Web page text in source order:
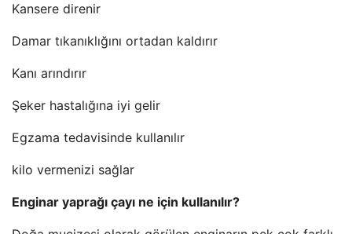
Kansere direnir
Damar tıkanıklığını ortadan kaldırır
Kanı arındırır
Şeker hastalığına iyi gelir
Egzama tedavisinde kullanılır
kilo vermenizi sağlar
Enginar yaprağı çayı ne için kullanılır?